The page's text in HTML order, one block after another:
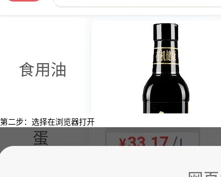
第二步：选择在浏览器打开